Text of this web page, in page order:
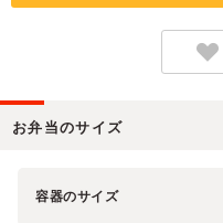
お弁当のサイズ
容器のサイズ